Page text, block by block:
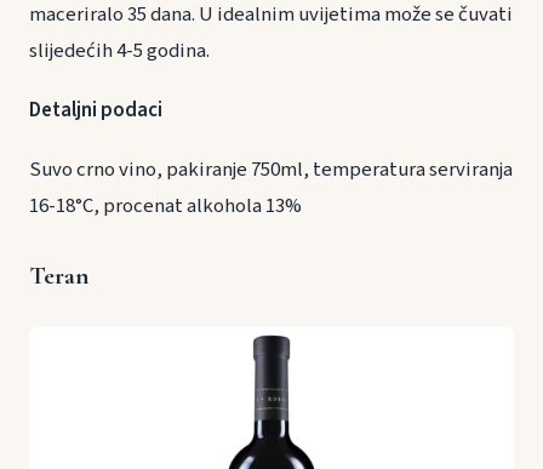
maceriralo 35 dana. U idealnim uvijetima može se čuvati
slijedećih 4-5 godina.
Detaljni podaci
Suvo crno vino, pakiranje 750ml, temperatura serviranja
16-18°C, procenat alkohola 13%
Teran